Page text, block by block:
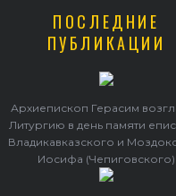
Архиепископ Герасим
ПОСЛЕДНИЕ
ПУБЛИКАЦИИ
Архиепископ Герасим
Литургию в день памяти
Владикавказского и
Иосифа (Чепиговского)